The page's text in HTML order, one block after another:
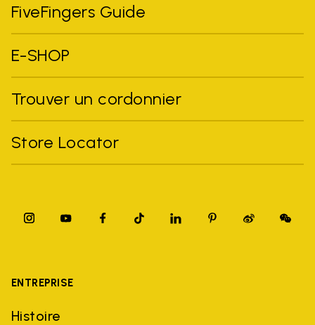
FiveFingers Guide
E-SHOP
Trouver un cordonnier
Store Locator
ENTREPRISE
Histoire